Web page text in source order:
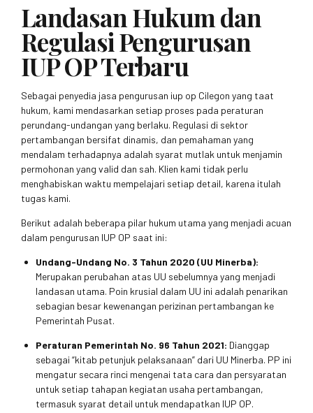
Landasan Hukum dan
Regulasi Pengurusan
IUP OP Terbaru
Sebagai penyedia jasa pengurusan iup op Cilegon yang taat
hukum, kami mendasarkan setiap proses pada peraturan
perundang-undangan yang berlaku. Regulasi di sektor
pertambangan bersifat dinamis, dan pemahaman yang
mendalam terhadapnya adalah syarat mutlak untuk menjamin
permohonan yang valid dan sah. Klien kami tidak perlu
menghabiskan waktu mempelajari setiap detail, karena itulah
tugas kami.
Berikut adalah beberapa pilar hukum utama yang menjadi acuan
dalam pengurusan IUP OP saat ini:
Undang-Undang No. 3 Tahun 2020 (UU Minerba):
Merupakan perubahan atas UU sebelumnya yang menjadi
landasan utama. Poin krusial dalam UU ini adalah penarikan
sebagian besar kewenangan perizinan pertambangan ke
Pemerintah Pusat.
Peraturan Pemerintah No. 96 Tahun 2021: Dianggap
sebagai “kitab petunjuk pelaksanaan” dari UU Minerba. PP ini
mengatur secara rinci mengenai tata cara dan persyaratan
untuk setiap tahapan kegiatan usaha pertambangan,
termasuk syarat detail untuk mendapatkan IUP OP.